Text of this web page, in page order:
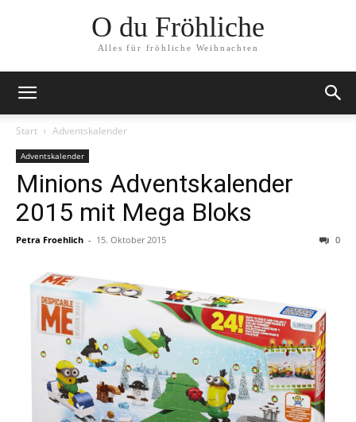
O du Fröhliche
Alles für fröhliche Weihnachten
Start Adventskalender
Adventskalender
Minions Adventskalender
2015 mit Mega Bloks
Petra Froehlich - 15. Oktober 2015 0